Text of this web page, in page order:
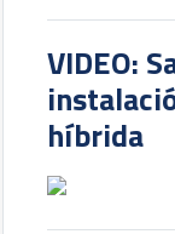
VIDEO:
híbrida